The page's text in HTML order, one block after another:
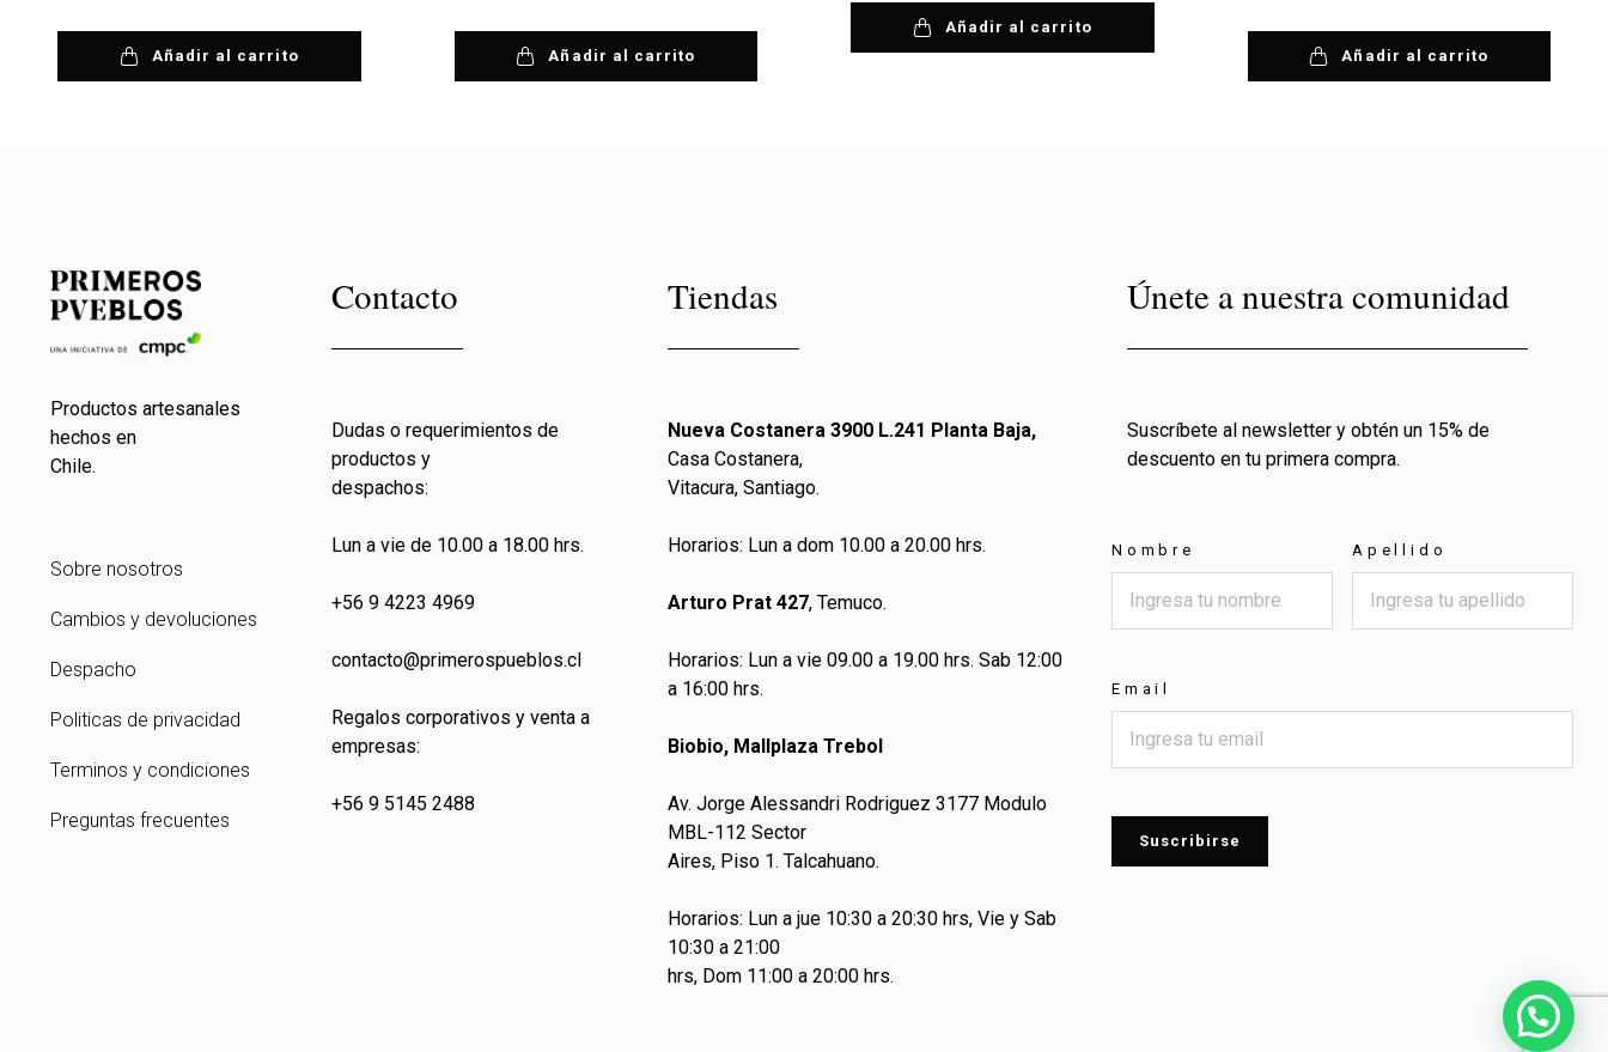
Añadir al carrito Añadir al carrito
Añadir al carrito
Añadir al carrito
Productos artesanales
hechos en
Chile.
Sobre nosotros
Cambios y devoluciones
Despacho
Politicas de privacidad
Terminos y condiciones
Preguntas frecuentes
Contacto
Dudas o requerimientos de
productos y
despachos:
Lun a vie de 10.00 a 18.00 hrs.
+56 9 4223 4969
contacto@primerospueblos.cl
Regalos corporativos y venta a
empresas:
+56 9 5145 2488
Tiendas
Nueva Costanera 3900 L.241 Planta Baja,
Casa Costanera,
Vitacura, Santiago.
Horarios: Lun a dom 10.00 a 20.00 hrs.
Arturo Prat 427, Temuco.
Horarios: Lun a vie 09.00 a 19.00 hrs. Sab 12:00
a 16:00 hrs.
Biobio, Mallplaza Trebol
Av. Jorge Alessandri Rodriguez 3177 Modulo
MBL-112 Sector
Aires, Piso 1. Talcahuano.
Horarios: Lun a jue 10:30 a 20:30 hrs, Vie y Sab
10:30 a 21:00
hrs, Dom 11:00 a 20:00 hrs.
Únete a nuestra comunidad
Suscríbete al newsletter y obtén un 15% de
descuento en tu primera compra.
Nombre Apellido
Email
Suscribirse